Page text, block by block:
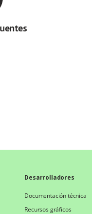
Desarrolladores
Documentación técnica
Recursos gráficos